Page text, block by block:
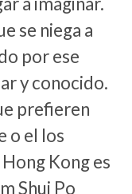
se niega a
por ese
y conocido.
prefieren
o el los
Kong es
Shui Po